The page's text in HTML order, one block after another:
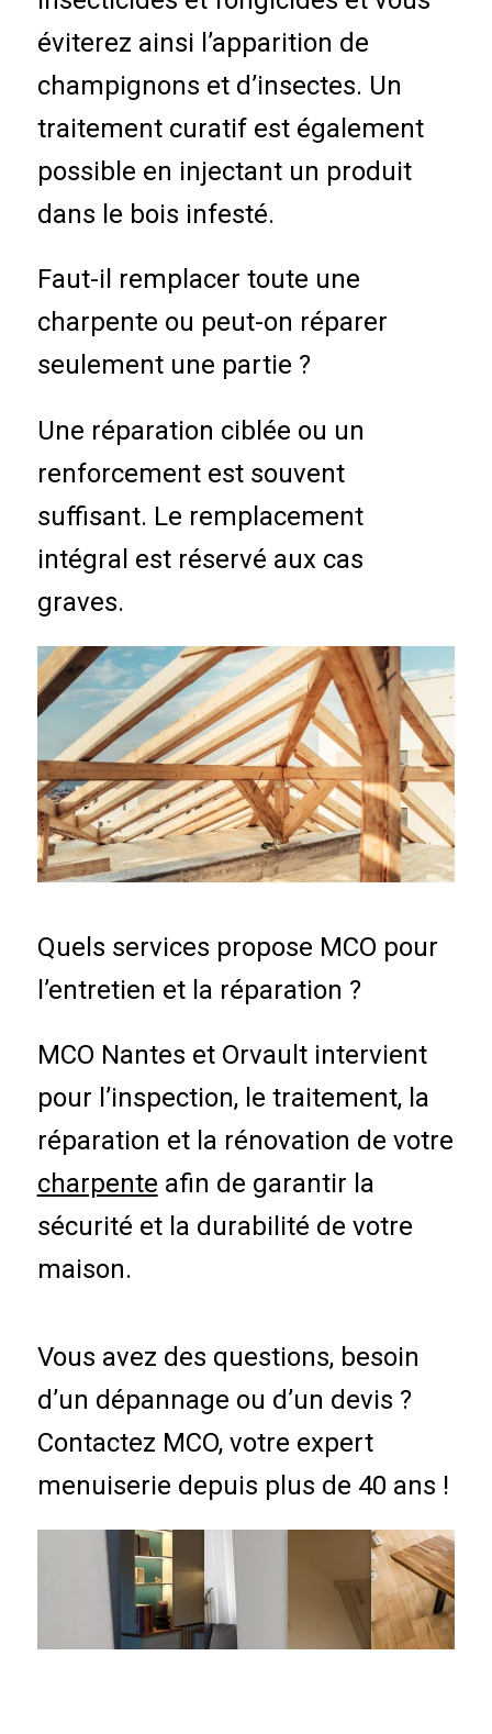
éviterez ainsi l’apparition de
champignons et d’insectes. Un
traitement curatif est également
possible en injectant un produit
dans le bois infesté.
Faut-il remplacer toute une
charpente ou peut-on réparer
seulement une partie ?
Une réparation ciblée ou un
renforcement est souvent
suffisant. Le remplacement
intégral est réservé aux cas
graves.
Quels services propose MCO pour
l’entretien et la réparation ?
MCO Nantes et Orvault intervient
pour l’inspection, le traitement, la
réparation et la rénovation de votre
charpente afin de garantir la
sécurité et la durabilité de votre
maison.
Vous avez des questions, besoin
d’un dépannage ou d’un devis ?
Contactez MCO, votre expert
menuiserie depuis plus de 40 ans !